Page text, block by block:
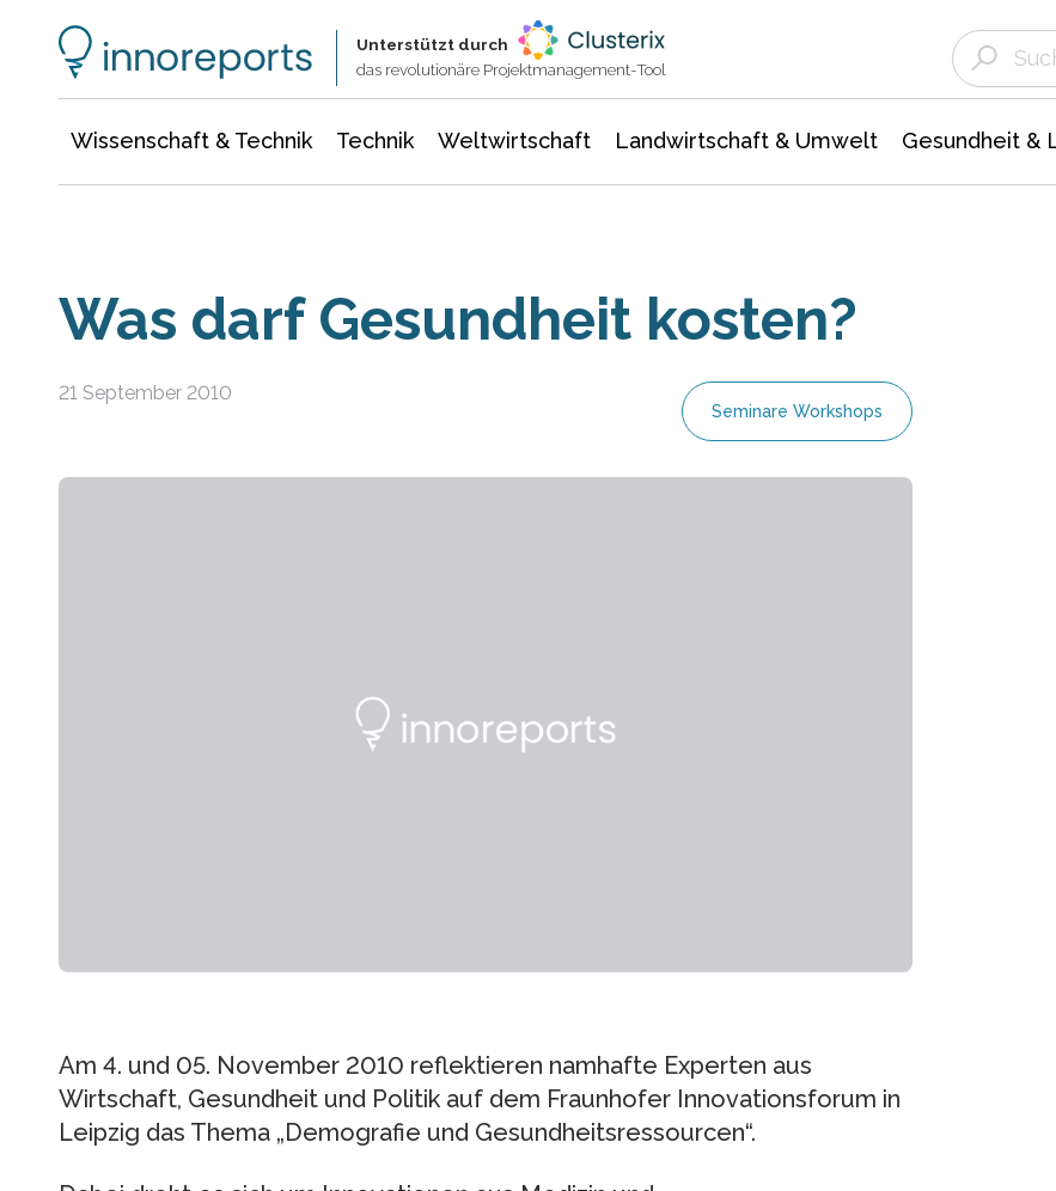
Unterstützt durch
das revolutionäre Projektmanagement-Tool
Wissenschaft & Technik Technik Weltwirtschaft Landwirtschaft & Umwelt Gesundheit &
Was darf Gesundheit kosten?
21 September 2010
Seminare Workshops
Am 4. und 05. November 2010 reflektieren namhafte Experten aus
Wirtschaft, Gesundheit und Politik auf dem Fraunhofer Innovationsforum in
Leipzig das Thema „Demografie und Gesundheitsressourcen“.